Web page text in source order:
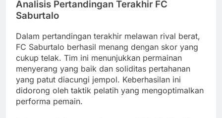
Analisis Pertandingan Terakhir FC
Saburtalo
Dalam pertandingan terakhir melawan rival berat,
FC Saburtalo berhasil menang dengan skor yang
cukup telak. Tim ini menunjukkan permainan
menyerang yang baik dan soliditas pertahanan
yang patut diacungi jempol. Keberhasilan ini
didorong oleh taktik pelatih yang mengoptimalkan
performa pemain.